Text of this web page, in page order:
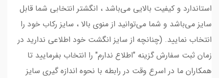
استاندارد و کیفیت بالایی می‌باشد ، انگشتر انتخابی شما قابل
سایز می‌باشد و شما می‌توانید از منوی بالا ، سایز رکاب خود را
انتخاب نمایید. (چنانچه از سایز انگشت خود اطلاعی ندارید در
زمان ثبت سفارش گزینه "اطلاع ندارم" را انتخاب بفرمایید تا
همکاران ما در اسرع وقت در رابطه با نحوه اندازه گیری سایز